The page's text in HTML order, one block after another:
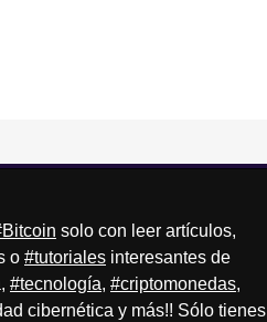
solo con leer artículos,
o #tutoriales interesantes de
#tecnología, #criptomonedas,
cibernética y más!! Sólo tienes